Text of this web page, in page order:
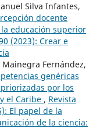
Silva Infantes,
docente
educación superior
(2023): Crear e
Fernández,
genéricas
por los
el Caribe , Revista
El papel de la
de la ciencia: